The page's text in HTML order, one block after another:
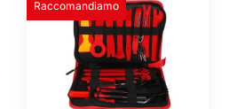
Raccomandiamo